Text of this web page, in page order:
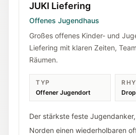
JUKI Liefering
Offenes Jugendhaus
Großes offenes Kinder- und
Liefering mit klaren Zeiten,
Räumen.
TYP
Offener Jugendort
Der stärkste feste
Norden einen wiederholbaren